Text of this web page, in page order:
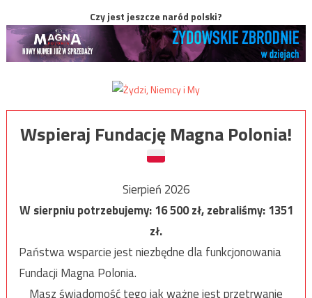
Czy jest jeszcze naród polski?
Wspieraj Fundację Magna Polonia!
Sierpień 2026
W sierpniu potrzebujemy:16 500zł, zebraliśmy:1351
zł.
Państwa wsparcie jest niezbędne dla funkcjonowania
Fundacji Magna Polonia.
Masz świadomość tego jak ważne jest przetrwanie